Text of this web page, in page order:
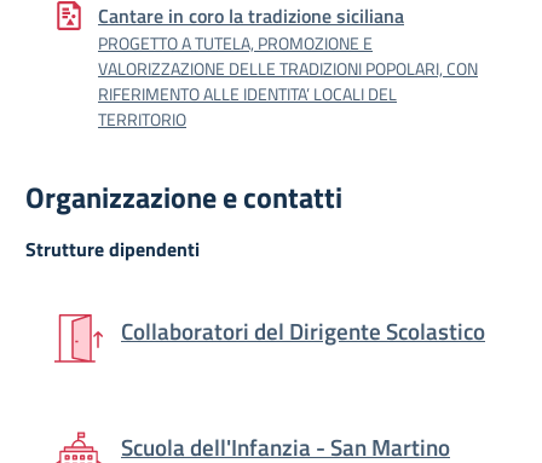
Cantare in coro la tradizione siciliana
PROGETTO A TUTELA, PROMOZIONE E
VALORIZZAZIONE DELLE TRADIZIONI POPOLARI, CON
RIFERIMENTO ALLE IDENTITA’ LOCALI DEL
TERRITORIO
Organizzazione e contatti
Strutture dipendenti
Collaboratori del Dirigente Scolastico
Scuola dell'Infanzia - San Martino